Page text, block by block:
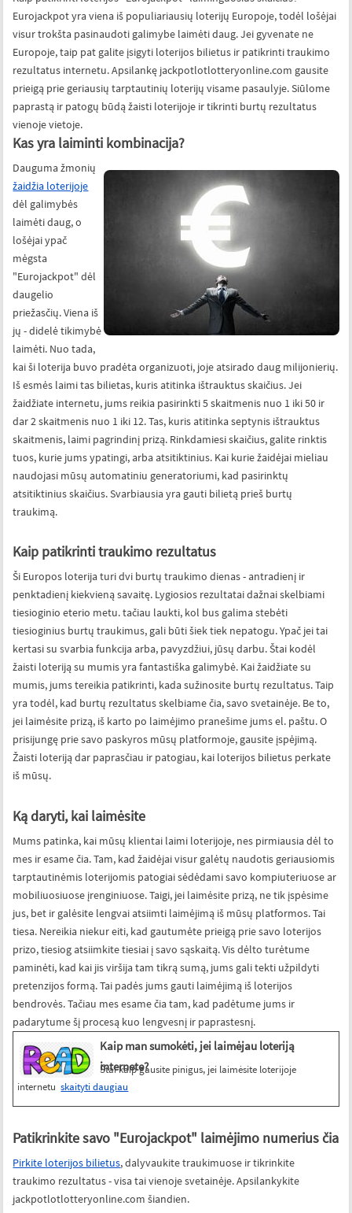
Eurojackpot yra viena iš populiariausių loterijų Europoje, todėl lošėjai
visur trokšta pasinaudoti galimybe laimėti daug. Jei gyvenate ne
Europoje, taip pat galite įsigyti loterijos bilietus ir patikrinti traukimo
rezultatus internetu. Apsilankę jackpotlotlotteryonline.com gausite
prieigą prie geriausių tarptautinių loterijų visame pasaulyje. Siūlome
paprastą ir patogų būdą žaisti loterijoje ir tikrinti burtų rezultatus
vienoje vietoje.
Kas yra laiminti kombinacija?
Dauguma žmonių
žaidžia loterijoje
dėl galimybės
laimėti daug, o
lošėjai ypač
mėgsta
"Eurojackpot" dėl
daugelio
priežasčių. Viena iš
jų - didelė tikimybė
laimėti. Nuo tada,
kai ši loterija buvo pradėta organizuoti, joje atsirado daug milijonierių.
Iš esmės laimi tas bilietas, kuris atitinka ištrauktus skaičius. Jei
žaidžiate internetu, jums reikia pasirinkti 5 skaitmenis nuo 1 iki 50 ir
dar 2 skaitmenis nuo 1 iki 12. Tas, kuris atitinka septynis ištrauktus
skaitmenis, laimi pagrindinį prizą. Rinkdamiesi skaičius, galite rinktis
tuos, kurie jums ypatingi, arba atsitiktinius. Kai kurie žaidėjai mieliau
naudojasi mūsų automatiniu generatoriumi, kad pasirinktų
atsitiktinius skaičius. Svarbiausia yra gauti bilietą prieš burtų
traukimą.
Kaip patikrinti traukimo rezultatus
Ši Europos loterija turi dvi burtų traukimo dienas - antradienį ir
penktadienį kiekvieną savaitę. Lygiosios rezultatai dažnai skelbiami
tiesioginio eterio metu. tačiau laukti, kol bus galima stebėti
tiesioginius burtų traukimus, gali būti šiek tiek nepatogu. Ypač jei tai
kertasi su svarbia funkcija arba, pavyzdžiui, jūsų darbu. Štai kodėl
žaisti loteriją su mumis yra fantastiška galimybė. Kai žaidžiate su
mumis, jums tereikia patikrinti, kada sužinosite burtų rezultatus. Taip
yra todėl, kad burtų rezultatus skelbiame čia, savo svetainėje. Be to,
jei laimėsite prizą, iš karto po laimėjimo pranešime jums el. paštu. O
prisijungę prie savo paskyros mūsų platformoje, gausite įspėjimą.
Žaisti loteriją dar paprasčiau ir patogiau, kai loterijos bilietus perkate
iš mūsų.
Ką daryti, kai laimėsite
Mums patinka, kai mūsų klientai laimi loterijoje, nes pirmiausia dėl to
mes ir esame čia. Tam, kad žaidėjai visur galėtų naudotis geriausiomis
tarptautinėmis loterijomis patogiai sėdėdami savo kompiuteriuose ar
mobiliuosiuose įrenginiuose. Taigi, jei laimėsite prizą, ne tik įspėsime
jus, bet ir galėsite lengvai atsiimti laimėjimą iš mūsų platformos. Tai
tiesa. Nereikia niekur eiti, kad gautumėte prieigą prie savo loterijos
prizo, tiesiog atsiimkite tiesiai į savo sąskaitą. Vis dėlto turėtume
paminėti, kad kai jis viršija tam tikrą sumą, jums gali tekti užpildyti
pretenzijos formą. Tai padės jums gauti laimėjimą iš loterijos
bendrovės. Tačiau mes esame čia tam, kad padėtume jums ir
padarytume šį procesą kuo lengvesnį ir paprastesnį.
Kaip man sumokėti, jei laimėjau loteriją
internete?
Štai kaip gausite pinigus, jei laimėsite loterijoje
internetuskaityti daugiau
Patikrinkite savo "Eurojackpot" laimėjimo numerius čia
Pirkite loterijos bilietus, dalyvaukite traukimuose ir tikrinkite
traukimo rezultatus - visa tai vienoje svetainėje. Apsilankykite
jackpotlotlotteryonline.com šiandien.